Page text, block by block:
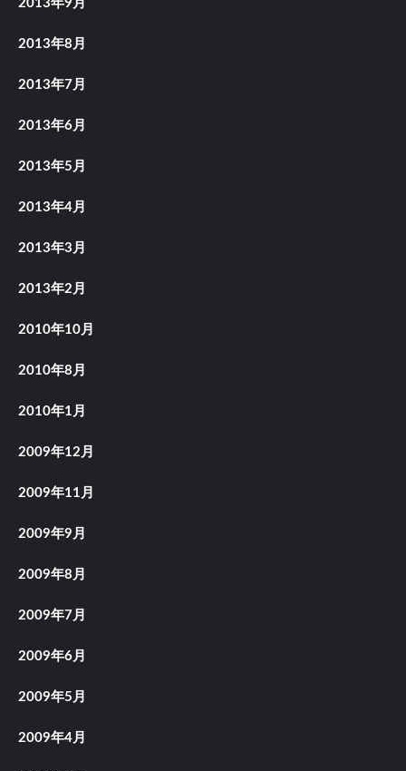
2013年9月
2013年8月
2013年7月
2013年6月
2013年5月
2013年4月
2013年3月
2013年2月
2010年10月
2010年8月
2010年1月
2009年12月
2009年11月
2009年9月
2009年8月
2009年7月
2009年6月
2009年5月
2009年4月